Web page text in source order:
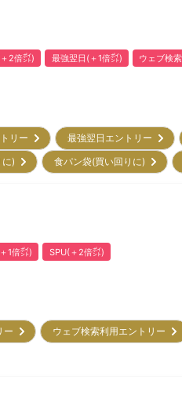
2倍㌽) 最強翌日(＋1倍㌽) ウェブ検
トリー 最強翌日エントリー
に) 食パン袋(買い回りに)
1倍㌽) SPU(＋2倍㌽)
ー ウェブ検索利用エントリー